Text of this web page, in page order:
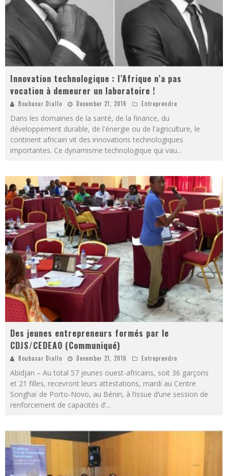
Innovation technologique : l’Afrique n’a pas
vocation à demeurer un laboratoire !
Boubacar Diallo December 21, 2016 Entreprendre
Dans les domaines de la santé, de la finance, du
développement durable, de l'énergie ou de l'agriculture, le
continent africain vit des innovations technologiques
importantes. Ce dynamisme technologique qui vau...
Des jeunes entrepreneurs formés par le
CDJS/CEDEAO (Communiqué)
Boubacar Diallo December 21, 2016 Entreprendre
Abidjan – Au total 57 jeunes ouest-africains, soit 36 garçons
et 21 filles, recevront leurs attestations, mardi au Centre
Songhaï de Porto-Novo, au Bénin, à l’issue d’une session de
renforcement de capacités d’...